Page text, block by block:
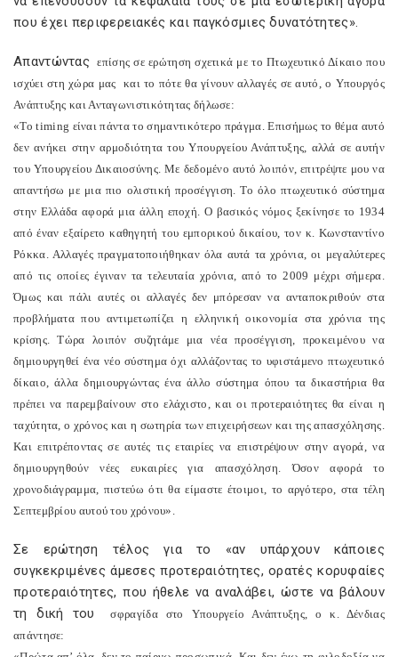
που έχει περιφερειακές και παγκόσμιες δυνατότητες».
Απαντώντας επίσης σε ερώτηση σχετικά με το Πτωχευτικό Δίκαιο που
ισχύει στη χώρα μας και το πότε θα γίνουν αλλαγές σε αυτό, ο Υπουργός
Ανάπτυξης και Ανταγωνιστικότητας δήλωσε:
«Τοtiming είναι πάντα το σημαντικότερο πράγμα. Επισήμως το θέμα αυτό
δεν ανήκει στην αρμοδιότητα του Υπουργείου Ανάπτυξης, αλλά σε αυτήν
του Υπουργείου Δικαιοσύνης. Με δεδομένο αυτό λοιπόν, επιτρέψτε μου να
απαντήσω με μια πιο ολιστική προσέγγιση. Το όλο πτωχευτικό σύστημα
στην Ελλάδα αφορά μια άλλη εποχή. Ο βασικός νόμος ξεκίνησε το 1934
από έναν εξαίρετο καθηγητή του εμπορικού δικαίου, τον κ. Κωνσταντίνο
Ρόκκα. Αλλαγές πραγματοποιήθηκαν όλα αυτά τα χρόνια, οι μεγαλύτερες
από τις οποίες έγιναν τα τελευταία χρόνια, από το 2009 μέχρι σήμερα.
Όμως και πάλι αυτές οι αλλαγές δεν μπόρεσαν να ανταποκριθούν στα
προβλήματα που αντιμετωπίζει η ελληνική οικονομία στα χρόνια της
κρίσης. Τώρα λοιπόν συζητάμε μια νέα προσέγγιση, προκειμένου να
δημιουργηθεί ένα νέο σύστημα όχι αλλάζοντας το υφιστάμενο πτωχευτικό
δίκαιο, άλλα δημιουργώντας ένα άλλο σύστημα όπου τα δικαστήρια θα
πρέπει να παρεμβαίνουν στο ελάχιστο, και οι προτεραιότητες θα είναι η
ταχύτητα, ο χρόνος και η σωτηρία των επιχειρήσεων και της απασχόλησης.
Και επιτρέποντας σε αυτές τις εταιρίες να επιστρέψουν στην αγορά, να
δημιουργηθούν νέες ευκαιρίες για απασχόληση. Όσον αφορά το
χρονοδιάγραμμα, πιστεύω ότι θα είμαστε έτοιμοι, το αργότερο, στα τέλη
Σεπτεμβρίου αυτού του χρόνου».
Σε ερώτηση τέλος για το «αν υπάρχουν κάποιες
συγκεκριμένες άμεσες προτεραιότητες, ορατές κορυφαίες
προτεραιότητες, που ήθελε να αναλάβει, ώστε να βάλουν
τη δική του
σφραγίδα στο Υπουργείο Ανάπτυξης, ο κ. Δένδιας
απάντησε: